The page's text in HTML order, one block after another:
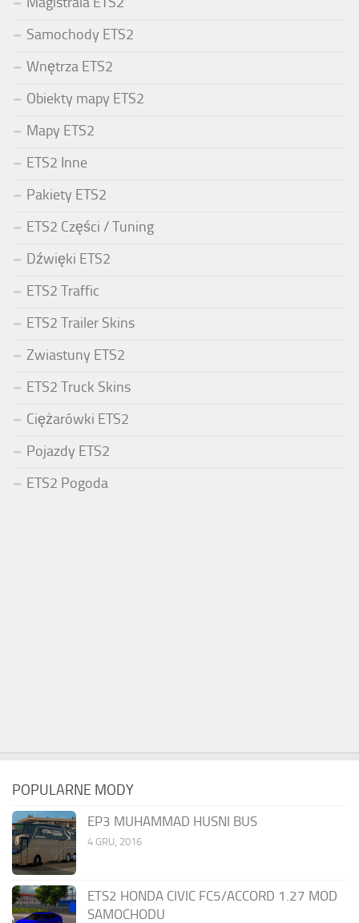
Samochody ETS2
Wnętrza ETS2
Obiekty mapy ETS2
Mapy ETS2
ETS2 Inne
Pakiety ETS2
ETS2 Części / Tuning
Dźwięki ETS2
ETS2 Traffic
ETS2 Trailer Skins
Zwiastuny ETS2
ETS2 Truck Skins
Ciężarówki ETS2
Pojazdy ETS2
ETS2 Pogoda
POPULARNE MODY
EP3 MUHAMMAD HUSNI BUS
4 GRU, 2016
ETS2 HONDA CIVIC FC5/ACCORD 1.27 MOD
SAMOCHODU